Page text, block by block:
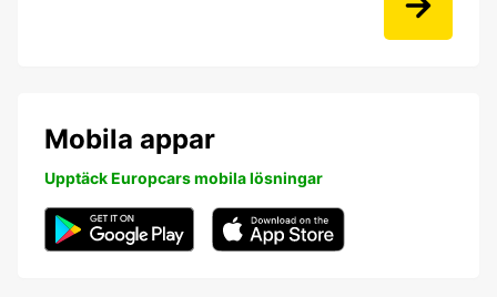
Mobila appar
Upptäck Europcars mobila lösningar